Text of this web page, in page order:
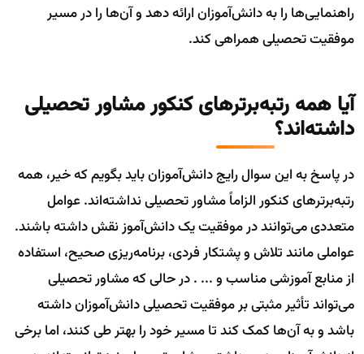
راهنمایی‌ها را به دانش‌آموزان ارائه دهد و آن‌ها را در مسیر
موفقیت تحصیلی همراهی کند.
آیا همه رتبه‌برترهای کنکور مشاور تحصیلی
داشته‌اند؟
در پاسخ به این سوال رایج دانش‌آموزان باید بگویم که خیر، همه
رتبه‌برترهای کنکور الزاماً مشاور تحصیلی نداشته‌اند. عوامل
متعددی می‌توانند در موفقیت یک دانش‌آموز نقش داشته باشند.
عواملی مانند تلاش و پشتکار فردی، برنامه‌ریزی صحیح، استفاده
از منابع آموزشی مناسب و ... . در حالی که مشاور تحصیلی
می‌تواند تأثیر مثبتی بر موفقیت تحصیلی دانش‌آموزان داشته
باشد و به آن‌ها کمک کند تا مسیر خود را بهتر طی کنند، اما برخی